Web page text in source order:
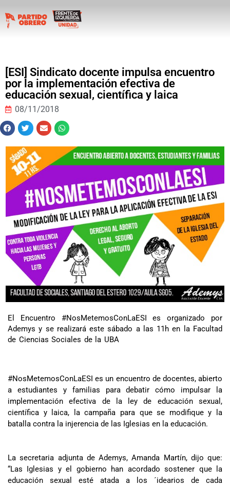
[ESI] Sindicato docente impulsa encuentro
por la implementación efectiva de
educación sexual, científica y laica
08/11/2018
El Encuentro #NosMetemosConLaESI es organizado por
Ademys y se realizará este sábado a las 11h en la Facultad
de Ciencias Sociales de la UBA
#NosMetemosConLaESI es un encuentro de docentes, abierto
a estudiantes y familias para debatir cómo impulsar la
implementación efectiva de la ley de educación sexual,
científica y laica, la campaña para que se modifique y la
batalla contra la injerencia de las Iglesias en la educación.
La secretaria adjunta de Ademys, Amanda Martín, dijo que:
“Las Iglesias y el gobierno han acordado sostener que la
educación sexual esté atada a los ´idearios de cada